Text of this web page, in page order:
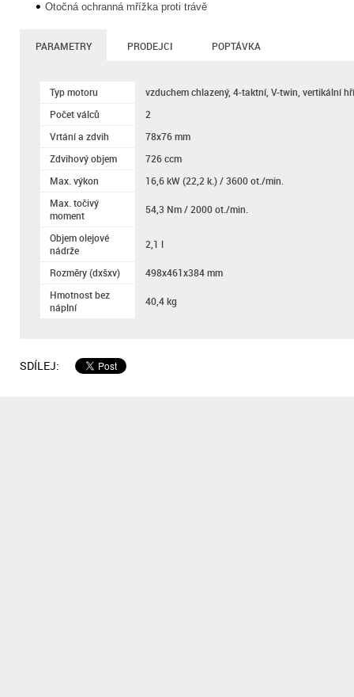
Otočná ochranná mřížka proti trávě
PARAMETRY PRODEJCI POPTÁVKA
Typ motoru
vzduchem chlazený, 4-taktní, V-twin, vertikální
Počet válců
2
Vrtání a zdvih
78x76 mm
Zdvihový objem
726 ccm
Max. výkon
16,6 kW (22,2 k.) / 3600 ot./min.
Max. točivý
moment
54,3 Nm / 2000 ot./min.
Objem olejové
nádrže
2,1 l
Rozměry (dxšxv)
498x461x384 mm
Hmotnost bez
náplní
40,4 kg
SDÍLEJ: